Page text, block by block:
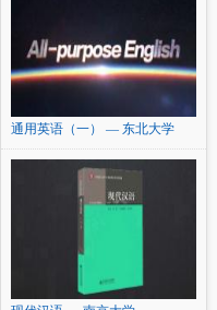
通用英语（一） — 东北大学